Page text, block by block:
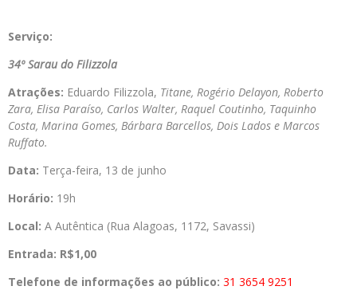
Serviço:
34º Sarau do Filizzola
Atrações: Eduardo Filizzola, Titane, Rogério Delayon, Roberto
Zara, Elisa Paraíso, Carlos Walter, Raquel Coutinho, Taquinho
Costa, Marina Gomes, Bárbara Barcellos, Dois Lados e Marcos
Ruffato.
Data: Terça-feira, 13 de junho
Horário: 19h
Local: A Autêntica (Rua Alagoas, 1172, Savassi)
Entrada: R$1,00
Telefone de informações ao público: 31 3654 9251